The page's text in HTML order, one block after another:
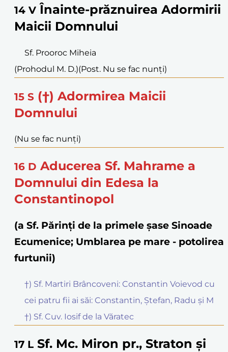
14 V Înainte-prăznuirea Adormirii
Maicii Domnului
Sf. Prooroc Miheia
(Prohodul M. D.)(Post. Nu se fac nunți)
15 S (†) Adormirea Maicii
Domnului
(Nu se fac nunți)
16 D Aducerea Sf. Mahrame a
Domnului din Edesa la
Constantinopol
(a Sf. Părinți de la primele șase Sinoade
Ecumenice; Umblarea pe mare - potolirea
furtunii)
†) Sf. Martiri Brâncoveni: Constantin Voievod cu
cei patru fii ai săi: Constantin, Ștefan, Radu și M
†) Sf. Cuv. Iosif de la Văratec
17 L Sf. Mc. Miron pr., Straton și